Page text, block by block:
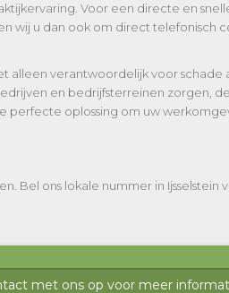
Voor een directe en
wij u dan ook om direct telefonisch
alleen verantwoordelijk voor schade
en bedrijfsterreinen zorgen,
perfecte oplossing om uw
Bel ons lokale nummer in Ijsselstein
met ons op voor meer